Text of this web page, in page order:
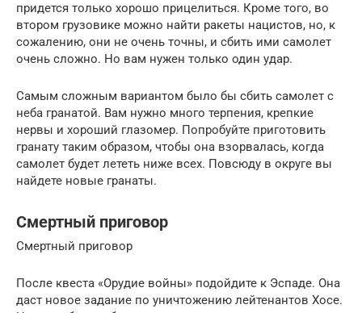
придется только хорошо прицелиться. Кроме того, во
втором грузовике можно найти ракеты нацистов, но, к
сожалению, они не очень точны, и сбить ими самолет
очень сложно. Но вам нужен только один удар.
Самым сложным вариантом было бы сбить самолет с
неба гранатой. Вам нужно много терпения, крепкие
нервы и хороший глазомер. Попробуйте приготовить
гранату таким образом, чтобы она взорвалась, когда
самолет будет лететь ниже всех. Повсюду в округе вы
найдете новые гранаты.
Смертный приговор
Смертный приговор
После квеста «Орудие войны» подойдите к Эспаде. Она
даст новое задание по уничтожению лейтенантов Хосе.